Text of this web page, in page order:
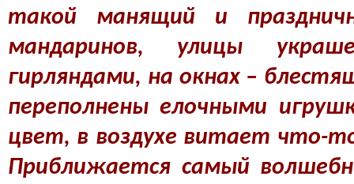
такой манящий и
мандаринов, улицы
гирляндами, на окнах –
переполнены елочными
цвет, в воздухе витает что-
Приближается самый